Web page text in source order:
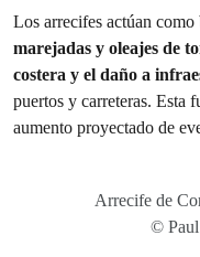
Los arrecifes actúan como
marejadas y oleajes de
costera y el daño a
puertos y carreteras. Esta
aumento proyectado de
Arrecife de
© Paul